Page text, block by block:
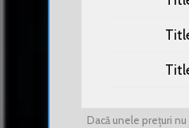
Dacă unele prețuri